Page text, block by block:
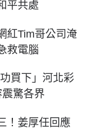
平共處
紅Tim哥公司淹
救電腦
買下」河北彩
驚各界
！姜厚任回應